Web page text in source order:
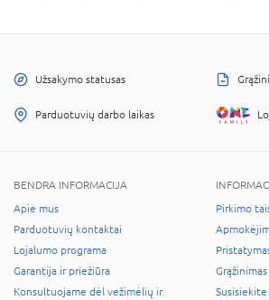
Užsakymo statusas
Parduotuvių darbo laikas
BENDRA INFORMACIJA
Apie mus
Parduotuvių kontaktai
Lojalumo programa
Garantija ir priežiūra
Konsultuojame dėl vežimėlių ir
Pirkimo
Grąžinimas